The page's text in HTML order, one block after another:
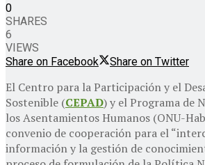
0
SHARES
6
VIEWS
Share on Facebook
Share on Twitter
El Centro para la Participación y el
Sostenible (CEPAD) y el Programa de
los Asentamientos Humanos (ONU-
convenio de cooperación para el
información y la gestión de